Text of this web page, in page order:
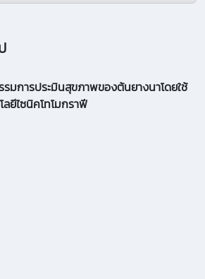
มการประมินสุขภาพของต้นยางนาโดยใช้
ลยีไซนิคโทโมกราฟี